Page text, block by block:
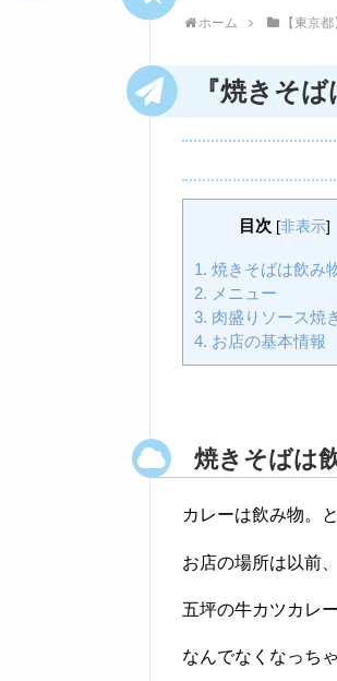
ホーム 【東京都
『焼きそ
目次 [非表示]
1. 焼きそばは飲み
2. メニュー
3. 肉盛りソース焼
4. お店の基本情報
焼きそばは
カレーは飲み物。
お店の場所は以前
五坪の牛カツカレ
なんでなくなっち